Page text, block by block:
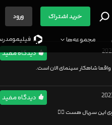
مجموعه‌ها
خرید اشتراک ورود
دیدگاه مفید
شاهکار سینمای الان است.
دیدگاه مفید
این سریال هست 👌🏻